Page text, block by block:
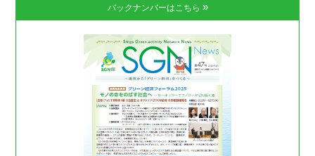
バックナンバーはこちら »